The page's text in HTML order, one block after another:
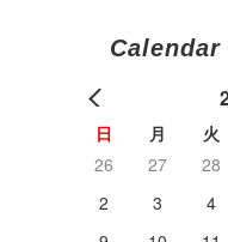
Calendar
日 月 火
26
27 28
2
3 4